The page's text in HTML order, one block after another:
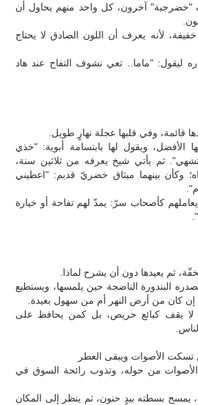
آخرون، كل واحد منهم يحاول أن
لأنه يعرف أن اللون الصادق لا يحتاج
ليقول: "ماما.. تعي نشوف التفاح عند هاد
قائمة، وفي قلبها عجلة نهارٍ طويل.
الأفضل، ويقول لها بابتسامة أبوية: "خذي
ثم يأتي شيخ يعرفه من ثلاثين سنة،
وكأن بينهما ميثاق خضريّ قديم: "اعطيني
يعاملهم كأصحاب سرّ: يمدّ لهم تفاحة أو خيارة
ثم يعيدها دون أن يشرح لماذا.
البندورة الناضجة حين يلمسها، ويستطيع
إن كان من أرض النهر أم من سهول بعيدة.
يقف كبائع حريص، بل كمن يحافظ على
الأصوات ويبقى العطر
من حوله، وتذوب رائحة السوق في
يمسح بسطته بيدٍ حنون، ثم ينظر إلى المكان